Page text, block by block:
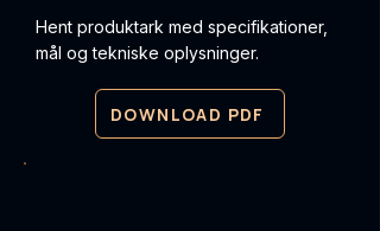
Hent produktark med specifikationer,
mål og tekniske oplysninger.
DOWNLOAD PDF